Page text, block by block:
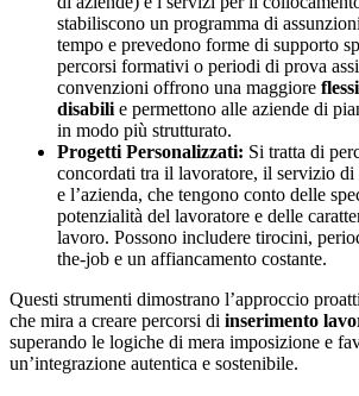
stabiliscono un programma di
tempo e prevedono forme di supporto
percorsi formativi o periodi di prova
convenzioni offrono una maggiore
disabili e permettono alle aziende di
in modo più strutturato.
Progetti Personalizzati: Si tratta di
concordati tra il lavoratore, il servizio
e l’azienda, che tengono conto delle
potenzialità del lavoratore e delle
lavoro. Possono includere tirocini,
the-job e un affiancamento costante.
Questi strumenti dimostrano l’approccio
che mira a creare percorsi di inserimento
superando le logiche di mera imposizione e
un’integrazione autentica e sostenibile.